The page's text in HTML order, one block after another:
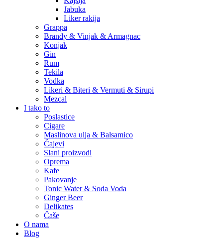
Jabuka
Liker rakija
Grappa
Brandy & Vinjak & Armagnac
Konjak
Gin
Rum
Tekila
Vodka
Likeri & Biteri & Vermuti & Sirupi
Mezcal
I tako to
Poslastice
Cigare
Maslinova ulja & Balsamico
Čajevi
Slani proizvodi
Oprema
Kafe
Pakovanje
Tonic Water & Soda Voda
Ginger Beer
Delikates
Čaše
O nama
Blog